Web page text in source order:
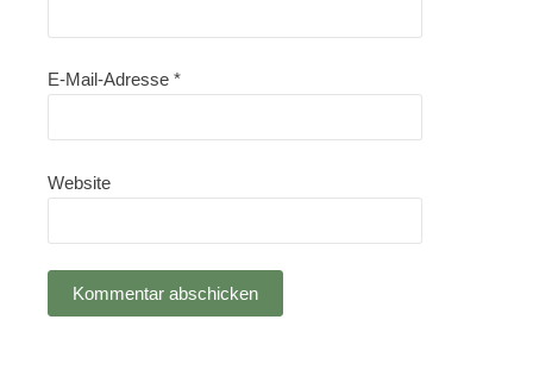
E-Mail-Adresse *
Website